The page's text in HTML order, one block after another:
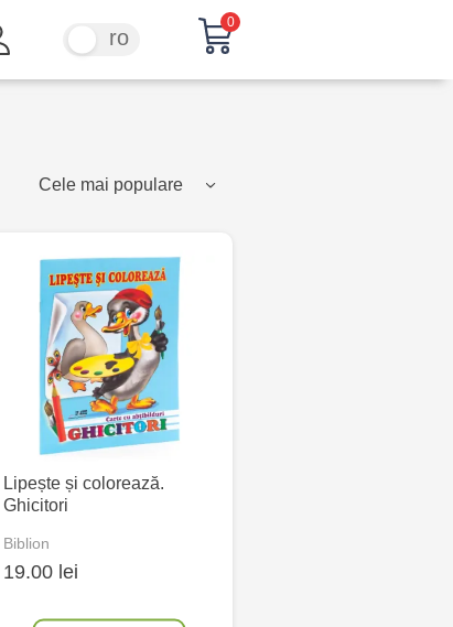
ro
0
Cele mai populare
Lipește și colorează.
Ghicitori
Biblion
19.00 lei